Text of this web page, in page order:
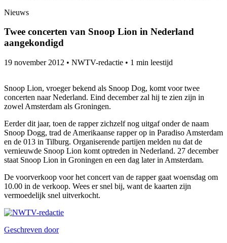
Nieuws
Twee concerten van Snoop Lion in Nederland
aangekondigd
19 november 2012 • NWTV-redactie • 1 min leestijd
Snoop Lion, vroeger bekend als Snoop Dog, komt voor twee
concerten naar Nederland. Eind december zal hij te zien zijn in
zowel Amsterdam als Groningen.
Eerder dit jaar, toen de rapper zichzelf nog uitgaf onder de naam
Snoop Dogg, trad de Amerikaanse rapper op in Paradiso Amsterdam
en de 013 in Tilburg. Organiserende partijen melden nu dat de
vernieuwde Snoop Lion komt optreden in Nederland. 27 december
staat Snoop Lion in Groningen en een dag later in Amsterdam.
De voorverkoop voor het concert van de rapper gaat woensdag om
10.00 in de verkoop. Wees er snel bij, want de kaarten zijn
vermoedelijk snel uitverkocht.
Geschreven door